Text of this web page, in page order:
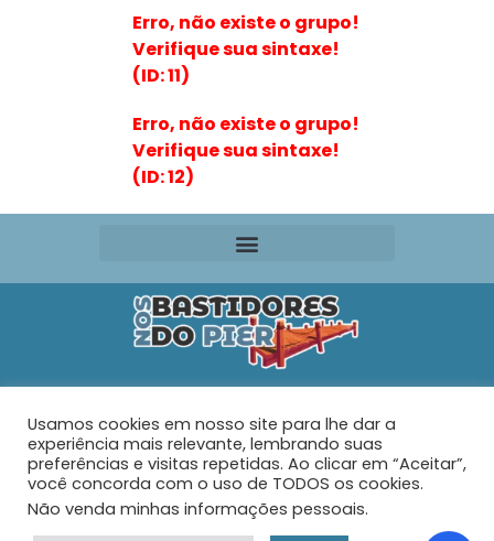
Erro, não existe o grupo!
Verifique sua sintaxe!
(ID: 11)
Erro, não existe o grupo!
Verifique sua sintaxe!
(ID: 12)
Rua Maria de Souza Santos Nº 159 – AP 401 –
Tabuleiro – Barra Velha – SC
© 2026 - Nos Bastidores do Pier - Todos os direitos
reservados.
Usamos cookies em nosso site para lhe dar a
experiência mais relevante, lembrando suas
preferências e visitas repetidas. Ao clicar em “Aceitar”,
você concorda com o uso de TODOS os cookies.
Não venda minhas informações pessoais.